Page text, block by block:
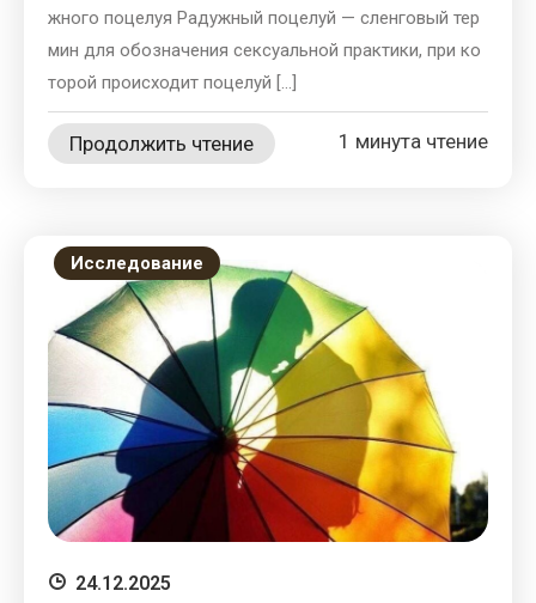
жного поцелуя Радужный поцелуй — сленговый тер
мин для обозначения сексуальной практики, при ко
торой происходит поцелуй […]
Продолжить чтение 1 минута чтение
Исследование
24.12.2025